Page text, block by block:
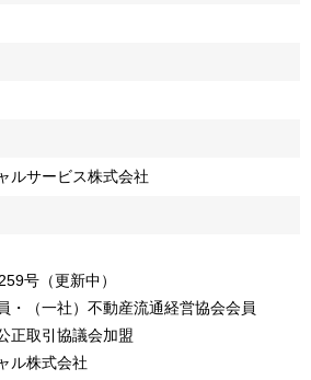
ルサービス株式会社
号（更新中）
・（一社）不動産流通経営協会会員
正取引協議会加盟
ル株式会社